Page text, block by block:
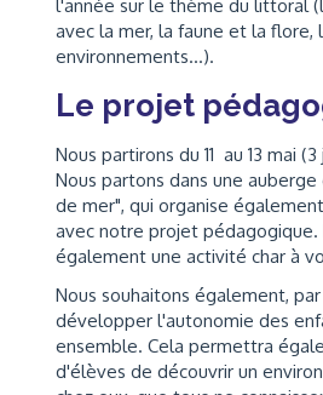
l'année sur le thème du littoral
avec la mer, la faune et la flore,
environnements...).
Le projet
Nous partirons du 11 au 13 mai
Nous partons dans une
de mer", qui organise
avec notre projet pédagogique.
également une activité char à
Nous souhaitons également, par
développer l'autonomie des
ensemble. Cela permettra
d'élèves de découvrir un